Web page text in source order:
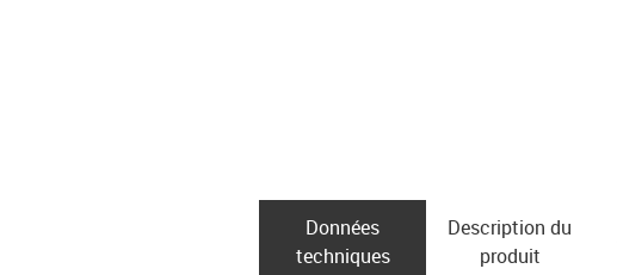
Données
techniques
Description du
produit